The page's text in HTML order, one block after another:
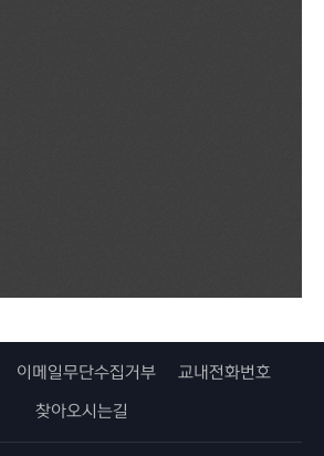
이메일무단수집거부 교내전화번호
찾아오시는길